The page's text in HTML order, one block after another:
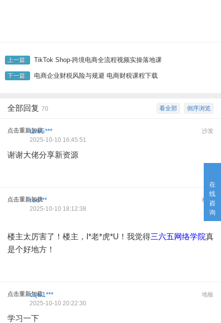
在
线
咨
询
上一篇: TikTok Shop-跨境电商全流程视频实操落地课
下一篇: 电商企业财税风险与规避 电商财税课程下载
倒序浏览
看全部
全部回复 70
点击重新加载 沙发
tzm5***
2025-10-10 16:45:51
谢谢大佬分享新资源
点击重新加载 板凳
roc***
2025-10-10 18:12:38
楼主太厉害了！楼主，I*老*虎*U！我觉得三六五网络学院真
是个好地方！
点击重新加载 地板
cqw1***
2025-10-10 20:22:30
学习一下